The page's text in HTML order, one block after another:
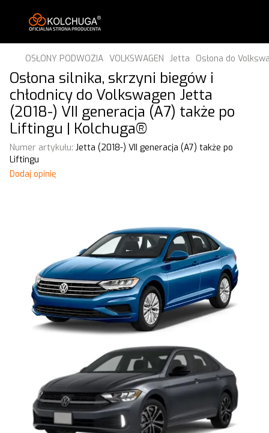
OSŁONY PODWOZIA VOLKSWAGEN Jetta Osłona do
Osłona silnika, skrzyni biegów i
chłodnicy do Volkswagen Jetta
(2018-) VII generacja (A7) także po
Liftingu | Kolchuga®
Numer artykułu: Jetta (2018-) VII generacja (A7) także po
Liftingu
Dodaj opinię